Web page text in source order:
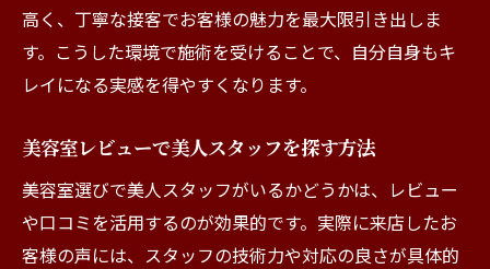
高く、丁寧な接客でお客様の魅力を最大限引き出しま
す。こうした環境で施術を受けることで、自分自身もキ
レイになる実感を得やすくなります。
美容室レビューで美人スタッフを探す方法
美容室選びで美人スタッフがいるかどうかは、レビュー
や口コミを活用するのが効果的です。実際に来店したお
客様の声には、スタッフの技術力や対応の良さが具体的